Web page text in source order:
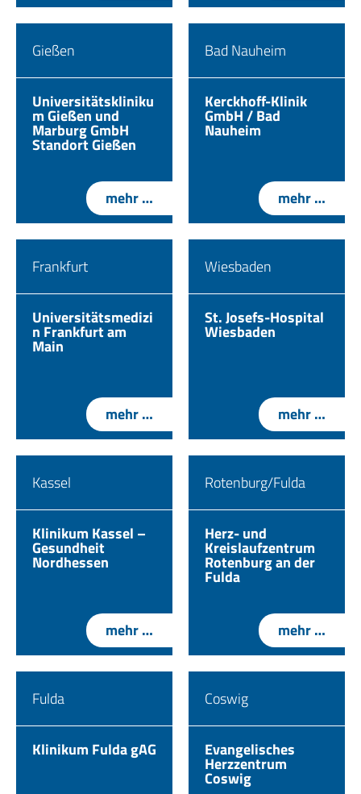
Gießen
Universitätskliniku
m Gießen und
Marburg GmbH
Standort Gießen
mehr …
Bad Nauheim
Kerckhoff-Klinik
GmbH / Bad
Nauheim
mehr …
Frankfurt
Universitätsmedizi
n Frankfurt am
Main
mehr …
Wiesbaden
St. Josefs-Hospital
Wiesbaden
mehr …
Kassel
Klinikum Kassel –
Gesundheit
Nordhessen
mehr …
Rotenburg/Fulda
Herz- und
Kreislaufzentrum
Rotenburg an der
Fulda
mehr …
Fulda
Klinikum Fulda gAG
Coswig
Evangelisches
Herzzentrum
Coswig